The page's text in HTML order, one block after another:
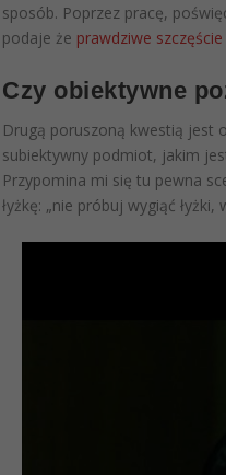
sposób. Poprzez pracę,
podaje że prawdziwe
Czy obiektywne
Drugą poruszoną kwestią jest
subiektywny podmiot, jakim
Przypomina mi się tu pewna
łyżkę: „nie próbuj wygiąć łyżki,